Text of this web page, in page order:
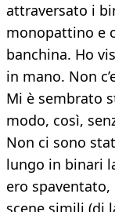
attraversato i
monopattino e
banchina. Ho
in mano. Non
Mi è sembrato
modo, così,
Non ci sono
lungo in binari
ero
scene simili (di